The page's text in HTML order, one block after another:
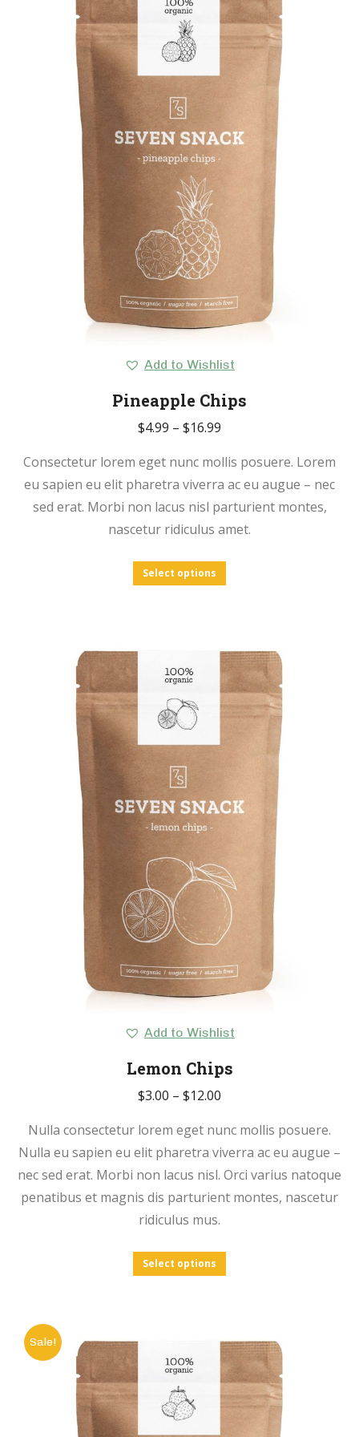
Add to Wishlist
Pineapple Chips
$4.99 – $16.99
Consectetur lorem eget nunc mollis posuere. Lorem
eu sapien eu elit pharetra viverra ac eu augue – nec
sed erat. Morbi non lacus nisl parturient montes,
nascetur ridiculus amet.
Select options
Add to Wishlist
Lemon Chips
$3.00 – $12.00
Nulla consectetur lorem eget nunc mollis posuere.
Nulla eu sapien eu elit pharetra viverra ac eu augue –
nec sed erat. Morbi non lacus nisl. Orci varius natoque
penatibus et magnis dis parturient montes, nascetur
ridiculus mus.
Select options
Sale!